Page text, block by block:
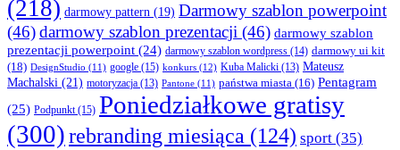
(218) darmowy pattern (19) Darmowy szablon powerpoint
(46)darmowy szablon prezentacji (46) darmowy szablon
prezentacji powerpoint (24) darmowy szablon wordpress (14) darmowy ui kit
(18) DesignStudio (11) google (15) konkurs (12) Kuba Malicki (13) Mateusz
Machalski (21) motoryzacja (13) Pantone (11) państwa miasta (16) Pentagram
(25) Podpunkt(15) Poniedziałkowe gratisy
(300)rebranding miesiąca (124) sport (35)